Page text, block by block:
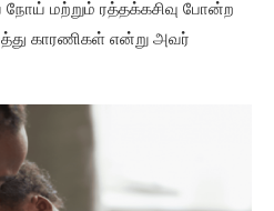
நோய் மற்றும் ரத்தக்கசிவு போன்ற
காரணிகள் என்று அவர்